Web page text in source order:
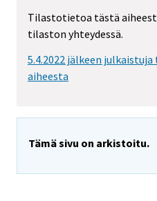
Tilastotietoa tästä
tilaston yhteydessä.
5.4.2022 jälkeen
aiheesta
Tämä sivu on arkistoitu.